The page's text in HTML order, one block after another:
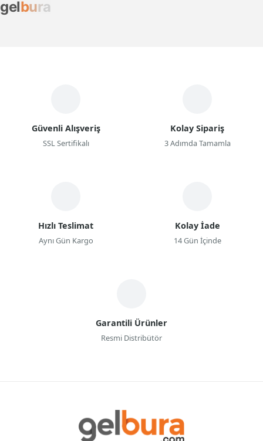
gelbura
Güvenli Alışveriş
SSL Sertifikalı
Kolay Sipariş
3 Adımda Tamamla
Hızlı Teslimat
Aynı Gün Kargo
Kolay İade
14 Gün İçinde
Garantili Ürünler
Resmi Distribütör